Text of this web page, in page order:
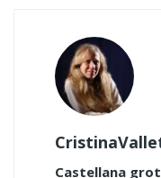
Castellana